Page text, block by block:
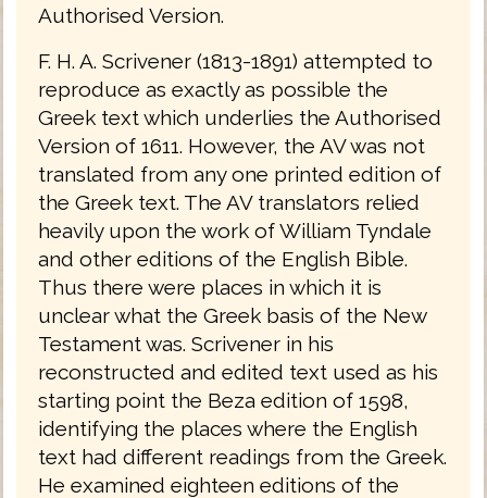
Authorised Version.
F. H. A. Scrivener (1813-1891) attempted to
reproduce as exactly as possible the
Greek text which underlies the Authorised
Version of 1611. However, the AV was not
translated from any one printed edition of
the Greek text. The AV translators relied
heavily upon the work of William Tyndale
and other editions of the English Bible.
Thus there were places in which it is
unclear what the Greek basis of the New
Testament was. Scrivener in his
reconstructed and edited text used as his
starting point the Beza edition of 1598,
identifying the places where the English
text had different readings from the Greek.
He examined eighteen editions of the